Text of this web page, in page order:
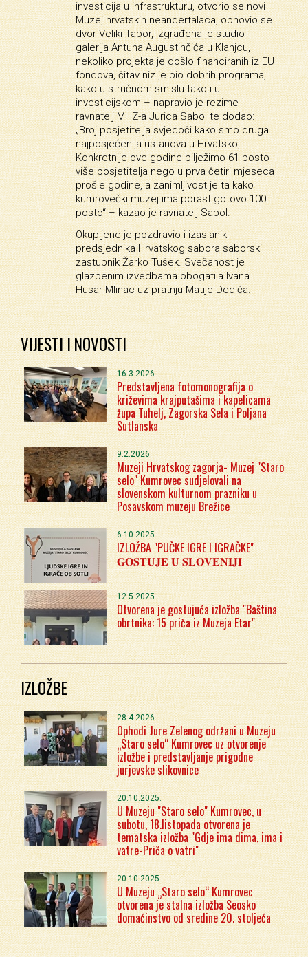
investicija u infrastrukturu, otvorio se novi
Muzej hrvatskih neandertalaca, obnovio se
dvor Veliki Tabor, izgrađena je studio
galerija Antuna Augustinčića u Klanjcu,
nekoliko projekta je došlo financiranih iz EU
fondova, čitav niz je bio dobrih programa,
kako u stručnom smislu tako i u
investicijskom – napravio je rezime
ravnatelj MHZ-a Jurica Sabol te dodao:
„Broj posjetitelja svjedoči kako smo druga
najposjećenija ustanova u Hrvatskoj.
Konkretnije ove godine bilježimo 61 posto
više posjetitelja nego u prva četiri mjeseca
prošle godine, a zanimljivost je ta kako
kumrovečki muzej ima porast gotovo 100
posto“ – kazao je ravnatelj Sabol.
Okupljene je pozdravio i izaslanik
predsjednika Hrvatskog sabora saborski
zastupnik Žarko Tušek. Svečanost je
glazbenim izvedbama obogatila Ivana
Husar Mlinac uz pratnju Matije Dedića.
VIJESTI I NOVOSTI
16.3.2026.
Predstavljena fotomonografija o
križevima krajputašima i kapelicama
župa Tuhelj, Zagorska Sela i Poljana
Sutlanska
9.2.2026.
Muzeji Hrvatskog zagorja- Muzej "Staro
selo" Kumrovec sudjelovali na
slovenskom kulturnom prazniku u
Posavskom muzeju Brežice
6.10.2025.
IZLOŽBA "PUČKE IGRE I IGRAČKE"
𝐆𝐎𝐒𝐓𝐔𝐉𝐄 𝐔 𝐒𝐋𝐎𝐕𝐄𝐍𝐈𝐉𝐈
12.5.2025.
Otvorena je gostujuća izložba "Baština
obrtnika: 15 priča iz Muzeja Etar"
IZLOŽBE
28.4.2026.
Ophodi Jure Zelenog održani u Muzeju
„Staro selo“ Kumrovec uz otvorenje
izložbe i predstavljanje prigodne
jurjevske slikovnice
20.10.2025.
U Muzeju "Staro selo" Kumrovec, u
subotu, 18.listopada otvorena je
tematska izložba "Gdje ima dima, ima i
vatre-Priča o vatri"
20.10.2025.
U Muzeju „Staro selo“ Kumrovec
otvorena je stalna izložba Seosko
domaćinstvo od sredine 20. stoljeća